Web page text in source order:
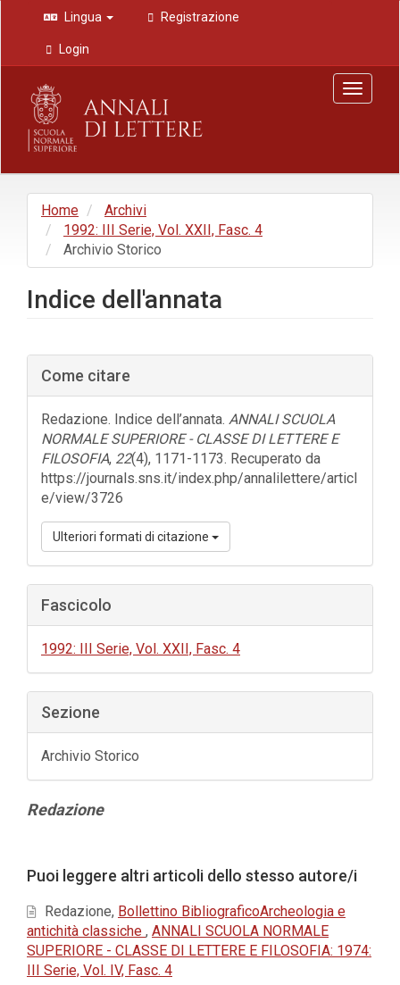
Navigazione
principale
Contenuto
principale
Barra
laterale
Lingua Registrazione
Login
Toggle
Home
Archivi
1992: III Serie, Vol. XXII, Fasc. 4
Archivio Storico
Indice dell'annata
Barra
laterale
dell'articolo
Come citare
Redazione. Indice dell’annata. ANNALI SCUOLA
NORMALE SUPERIORE - CLASSE DI LETTERE E
FILOSOFIA, 22(4), 1171-1173. Recuperato da
https://journals.sns.it/index.php/annalilettere/articl
e/view/3726
Ulteriori formati di citazione
Fascicolo
1992: III Serie, Vol. XXII, Fasc. 4
Sezione
Archivio Storico
Contenuto
Redazione
dell'articolo
Puoi leggere altri articoli dello stesso autore/i
Redazione, Bollettino BibliograficoArcheologia e
antichità classiche , ANNALI SCUOLA NORMALE
SUPERIORE - CLASSE DI LETTERE E FILOSOFIA: 1974:
III Serie, Vol. IV, Fasc. 4